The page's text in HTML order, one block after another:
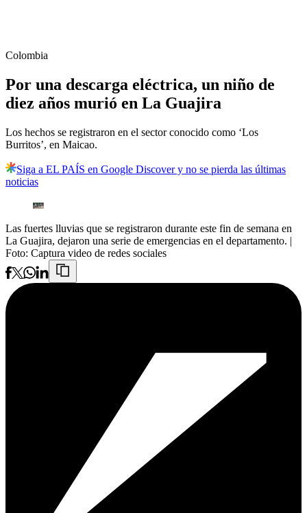
Colombia
Por una descarga eléctrica, un niño de
diez años murió en La Guajira
Los hechos se registraron en el sector conocido como ‘Los
Burritos’, en Maicao.
Siga a EL PAÍS en Google Discover y no se pierda las últimas
noticias
Las fuertes lluvias que se registraron durante este fin de semana en
La Guajira, dejaron una serie de emergencias en el departamento. |
Foto: Captura video de redes sociales